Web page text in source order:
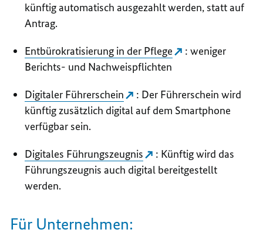
künftig automatisch ausgezahlt werden, statt auf
Antrag.
Entbürokratisierung in der Pflege
: weniger
Berichts- und Nachweispflichten
Digitaler Führerschein
: Der Führerschein wird
künftig zusätzlich digital auf dem Smartphone
verfügbar sein.
Digitales Führungszeugnis
: Künftig wird das
Führungszeugnis auch digital bereitgestellt
werden.
Für Unternehmen: